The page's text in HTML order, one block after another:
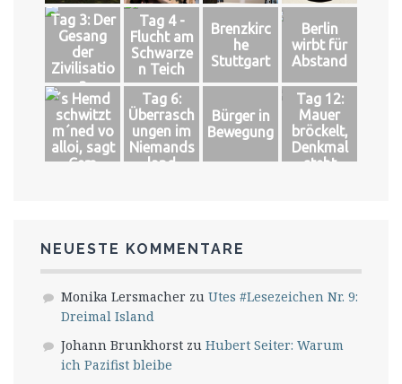
Tag 3: Der
Gesang
der
Zivilisatio
n
Tag 4 -
Flucht am
Schwarze
n Teich
Brenzkirc
he
Stuttgart
Berlin
wirbt für
Abstand
´s Hemd
schwitzt
m´ned vo
alloi, sagt
Cem
Tag 6:
Überrasch
ungen im
Niemands
land
Bürger in
Bewegung
Tag 12:
Mauer
bröckelt,
Denkmal
steht
NEUESTE KOMMENTARE
Monika Lersmacher zu Utes #Lesezeichen Nr. 9:
Dreimal Island
Johann Brunkhorst zu Hubert Seiter: Warum
ich Pazifist bleibe